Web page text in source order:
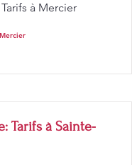
à Mercier
Tarifs à Sainte-